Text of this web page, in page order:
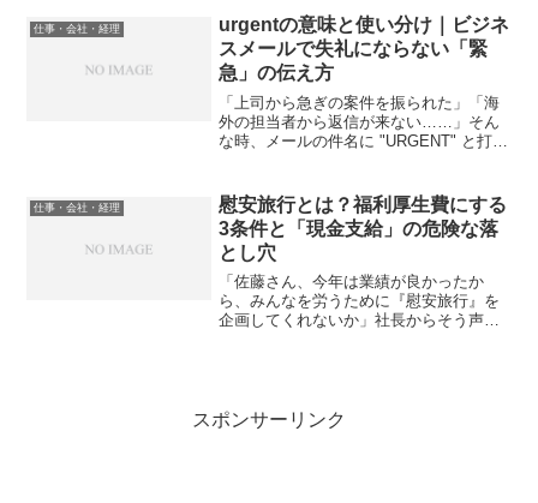
を執っていた頃、GIGAスクール構想の波
に押され、次々と...
仕事・会社・経理
urgentの意味と使い分け｜ビジネ
スメールで失礼にならない「緊
急」の伝え方
「上司から急ぎの案件を振られた」「海
外の担当者から返信が来ない……」そん
な時、メールの件名に "URGENT" と打ち
て書いて、失礼だと思われないだろう
か？」「命令口調...
仕事・会社・経理
慰安旅行とは？福利厚生費にする
3条件と「現金支給」の危険な落
とし穴
「佐藤さん、今年は業績が良かったか
ら、みんなを労うために『慰安旅行』を
企画してくれないか」社長からそう声を
スポンサーリンク